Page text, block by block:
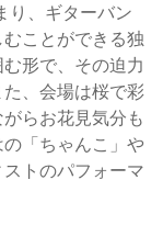
り、ギターバン
ことができる独
形で、その迫力
、会場は桜で彩
らお花見気分も
「ちゃんこ」や
トのパフォーマ